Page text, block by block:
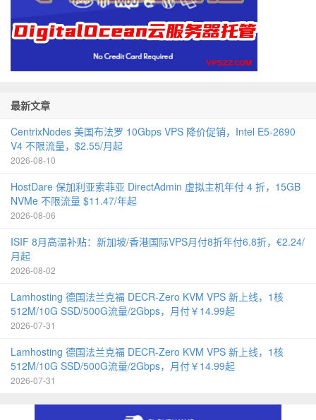
最新文章
CentrixNodes 美国布法罗 10Gbps VPS 降价促销，Intel E5-2690
V4 不限流量，$2.55/月起
2026-08-10
HostDare 保加利亚索菲亚 DirectAdmin 虚拟主机年付 4 折，15GB
NVMe 不限流量 $11.47/年起
2026-08-06
ISIF 8月高温补贴：新加坡/香港国际VPS月付8折年付6.8折，€2.24/
月起
2026-08-02
Lamhosting 德国法兰克福 DECR-Zero KVM VPS 新上线，1核
512M/10G SSD/500G流量/2Gbps，月付￥14.99起
2026-07-31
Lamhosting 德国法兰克福 DECR-Zero KVM VPS 新上线，1核
512M/10G SSD/500G流量/2Gbps，月付￥14.99起
2026-07-31